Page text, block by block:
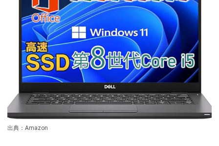
出典：Amazon